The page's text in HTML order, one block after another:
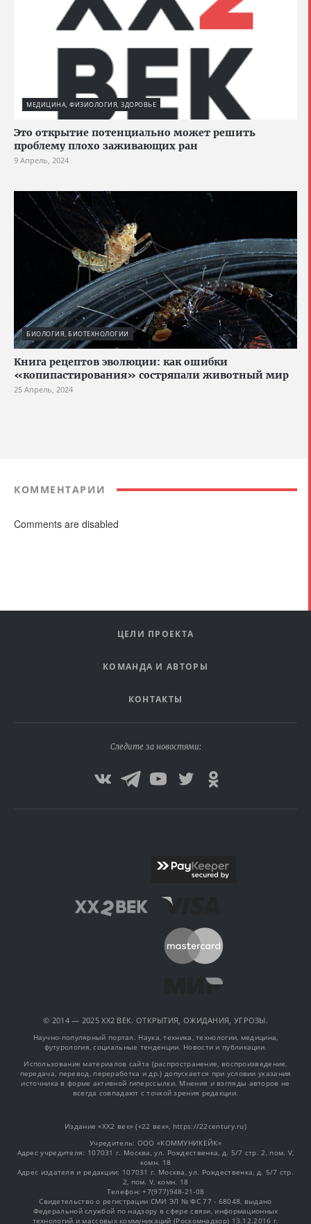
МЕДИЦИНА, ФИЗИОЛОГИЯ, ЗДОРОВЬЕ
Это открытие потенциально может решить
проблему плохо заживающих ран
9 Апрель, 2024
БИОЛОГИЯ, БИОТЕХНОЛОГИИ
Книга рецептов эволюции: как ошибки
«копипастирования» состряпали животный мир
25 Апрель, 2024
КОММЕНТАРИИ
Comments are disabled
ЦЕЛИ ПРОЕКТА
КОМАНДА И АВТОРЫ
КОНТАКТЫ
Следите за новостями:
© 2014 — 2025 XX2 ВЕК. ОТКРЫТИЯ, ОЖИДАНИЯ, УГРОЗЫ.
Научно-популярный портал. Наука, техника, технологии, медицина,
футурология, социальные тенденции. Новости и публикации.
Использование материалов сайта (распространение, воспроизведение,
передача, перевод, переработка и др.) допускается при условии указания
источника в форме активной гиперссылки. Мнения и взгляды авторов не
всегда совпадают с точкой зрения редакции.
Издание «XX2 век» («22 век», https://22century.ru)
Учредитель: OOO «КОММУНИКЕЙК»
Адрес учредителя: 107031 г. Москва, ул. Рождественка, д. 5/7 стр. 2, пом. V,
комн. 18
Адрес издателя и редакции: 107031 г. Москва, ул. Рождественка, д. 5/7 стр.
2, пом. V, комн. 18
Телефон: +7(977)948-21-08
Свидетельство о регистрации СМИ ЭЛ № ФС 77 - 68048, выдано
Федеральной службой по надзору в сфере связи, информационных
технологий и массовых коммуникаций (Роскомнадзор) 13.12.2016 г.